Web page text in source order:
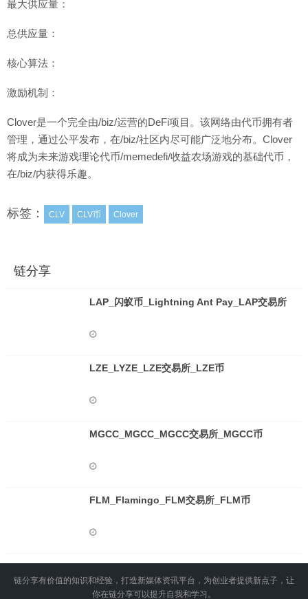
最大供应量：
总供应量：
核心算法：
激励机制：
Clover是一个完全由/biz/运营的DeFi项目。该网络由代币拥有者
管理，通过公平发布，在/biz/社区内尽可能广泛地分布。Clover
将成为未来游戏理论代币/memedefi/收益农场游戏的基础代币，
在/biz/内获得乐趣。
标签： CLV CLV币 Clover
链分享
LAP_闪蚁币_Lightning Ant Pay_LAP交易所
LZE_LYZE_LZE交易所_LZE币
MGCC_MGCC_MGCC交易所_MGCC币
FLM_Flamingo_FLM交易所_FLM币
链分享有价值的知识和经验，打造新媒体资讯平台，为创业者提供新点子，让
你在链分享可以提升自我和学习。